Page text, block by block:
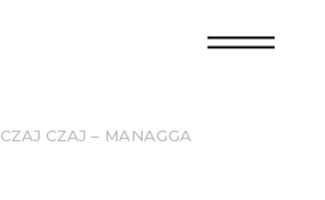
CZAJ CZAJ – MANAGGA